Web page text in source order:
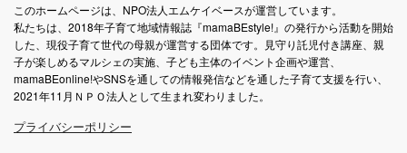
このホームページは、NPO法人エムケイベースが運営しています。
私たちは、2018年子育て地域情報誌『mamaBEstyle!』の発行から活動を開始
した、現役子育て世代の母親が運営する団体です。見守り託児付き講座、親
子が楽しめるマルシェの実施、子ども主体のイベント企画や運営、
mamaBEonline!やSNSを通しての情報発信などを通した子育て支援を行い、
2021年11月ＮＰＯ法人として生まれ変わりました。
プライバシーポリシー